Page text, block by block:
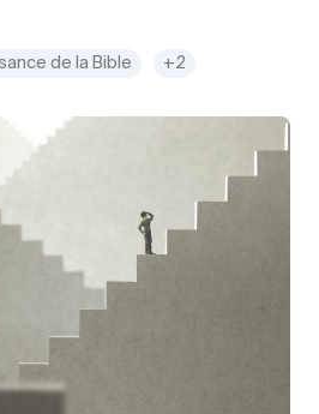
de la Bible +2